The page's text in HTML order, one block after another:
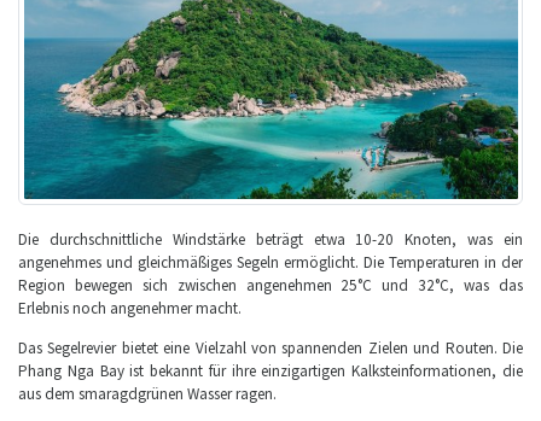
Die durchschnittliche Windstärke beträgt etwa 10-20 Knoten, was ein
angenehmes und gleichmäßiges Segeln ermöglicht. Die Temperaturen in der
Region bewegen sich zwischen angenehmen 25°C und 32°C, was das
Erlebnis noch angenehmer macht.
Das Segelrevier bietet eine Vielzahl von spannenden Zielen und Routen. Die
Phang Nga Bay ist bekannt für ihre einzigartigen Kalksteinformationen, die
aus dem smaragdgrünen Wasser ragen.